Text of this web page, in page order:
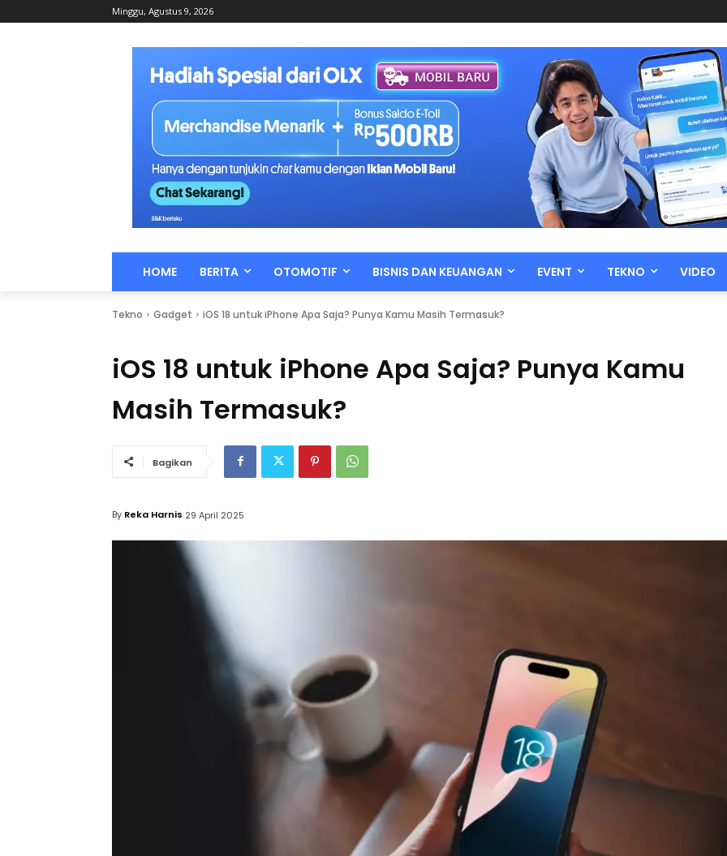
Minggu, Agustus 9, 2026
HOME BERITA OTOMOTIF BISNIS DAN KEUANGAN EVENT TEKNO VIDEO
Tekno Gadget iOS 18 untuk iPhone Apa Saja? Punya Kamu Masih Termasuk?
iOS 18 untuk iPhone Apa Saja? Punya Kamu
Masih Termasuk?
Bagikan
By Reka Harnis 29 April 2025